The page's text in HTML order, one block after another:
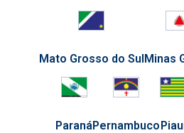
Mato Grosso do SulMinas
ParanáPernambuco